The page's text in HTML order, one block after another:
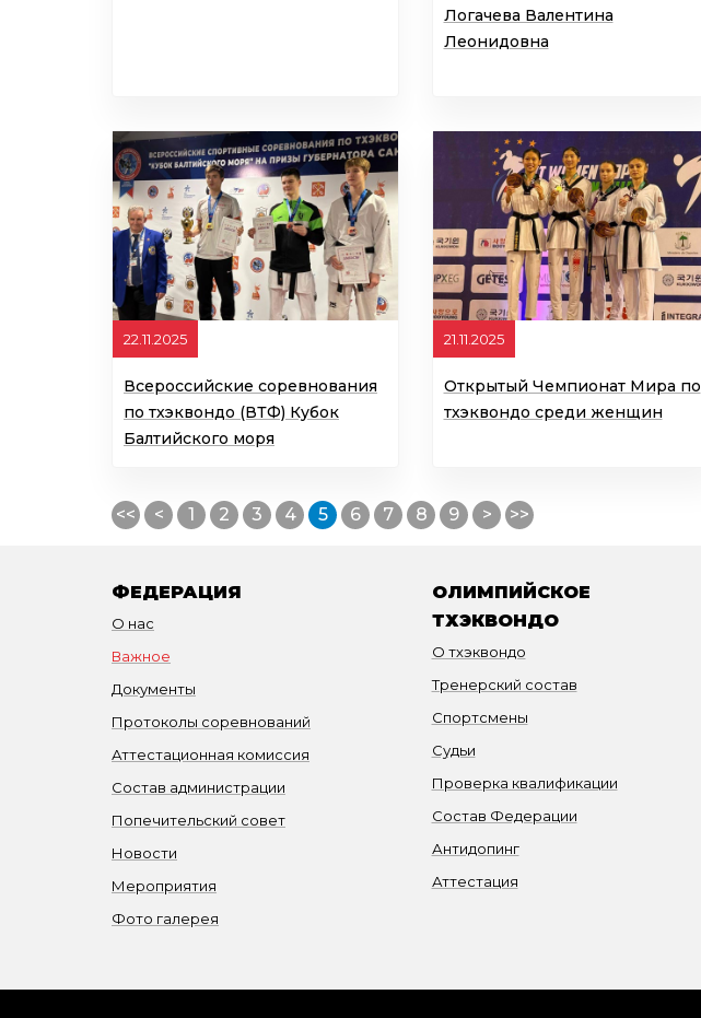
Логачева Валентина
Леонидовна
22.11.2025
Всероссийские соревнования
по тхэквондо (ВТФ) Кубок
Балтийского моря
21.11.2025
Открытый Чемпионат Мира по
тхэквондо среди женщин
<< < 1 2 3 4 5 6 7 8 9 > >>
ФЕДЕРАЦИЯ
О нас
Важное
Документы
Протоколы соревнований
Аттестационная комиссия
Состав администрации
Попечительский совет
Новости
Мероприятия
Фото галерея
ОЛИМПИЙСКОЕ
ТХЭКВОНДО
О тхэквондо
Тренерский состав
Спортсмены
Судьи
Проверка квалификации
Состав Федерации
Антидопинг
Аттестация